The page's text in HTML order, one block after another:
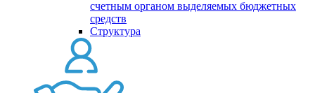
счетным органом выделяемых бюджетных
средств
Структура